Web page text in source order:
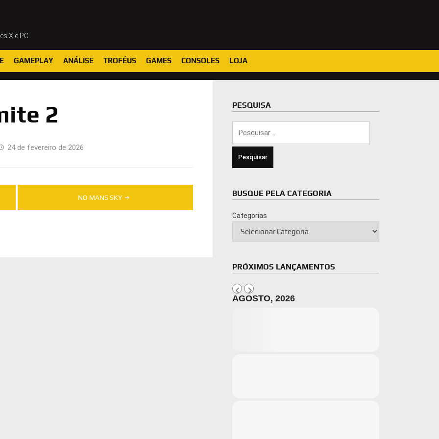
X e PC
GAMEPLAY ANÁLISE TROFÉUS GAMES CONSOLES LOJA
2
24 de fevereiro de 2026
NO MANS SKY
PESQUISA
BUSQUE PELA CATEGORIA
Categorias
PRÓXIMOS LANÇAMENTOS
AGOSTO, 2026